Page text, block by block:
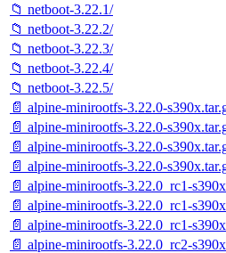
📁 netboot-3.22.1/
📁 netboot-3.22.2/
📁 netboot-3.22.3/
📁 netboot-3.22.4/
📁 netboot-3.22.5/
📄 alpine-minirootfs-3.22.0-
📄 alpine-minirootfs-3.22.0-
📄 alpine-minirootfs-3.22.0-
📄 alpine-minirootfs-3.22.0-
📄 alpine-minirootfs-3.22.0_rc1-
📄 alpine-minirootfs-3.22.0_rc1-
📄 alpine-minirootfs-3.22.0_rc1-
📄 alpine-minirootfs-3.22.0_rc2-